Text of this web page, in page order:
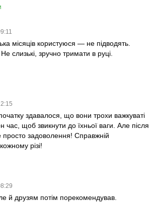
місяців користуюся — не підводять.
слизькі, зручно тримати в руці.
здавалося, що вони трохи важкуваті
час, щоб звикнути до їхньої ваги. Але після
просто задоволення! Справжній
різі!
й друзям потім порекомендував.